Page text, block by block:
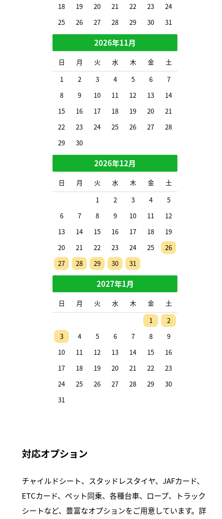
18
19 20 21 22 23
24
25
26 27 28 29 30 31
2026年11月
日 月 火 水 木 金
土
1
2 3 4 5 6
7
8
9 10 11 12 13
14
15
16 17 18 19 20
21
22
23 24 25 26 27
28
29
30
2026年12月
日 月 火 水 木 金
土
1
2 3 4
5
6
7 8 9 10 11
12
13
14 15 16 17 18
19
20
21 22 23 24 25
26
27
28 29 30 31
2027年1月
日 月 火 水 木 金
土
1
2
3
4 5 6 7 8
9
10
11 12 13 14 15
16
17
18 19 20 21 22
23
24
25 26 27 28 29
30
31
対応オプション
チャイルドシート、スタッドレスタイヤ、JAFカード、
ETCカード、ペット同乗、各種台車、ロープ、トラック
シートなど、豊富なオプションをご用意しています。詳